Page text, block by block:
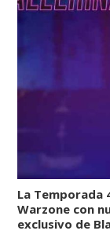
La Temporada
Warzone con
exclusivo de